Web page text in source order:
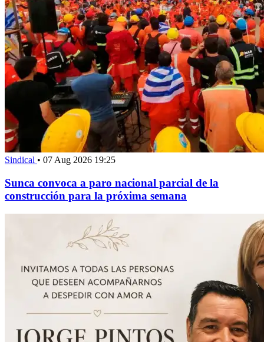
Sindical • 07 Aug 2026 19:25
Sunca convoca a paro nacional parcial de la
construcción para la próxima semana